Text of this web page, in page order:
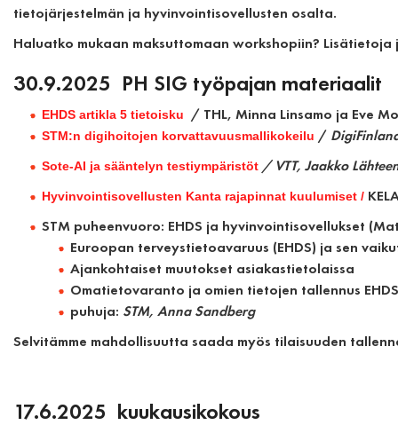
tietojärjestelmän ja hyvinvointisovellusten osalta.
Haluatko mukaan maksuttomaan workshopiin?
30.9.2025 PH SIG työpajan materiaalit
EHDS artikla 5 tietoisku / THL, Minna Linsamo ja Eve
STM:n digihoitojen korvattavuusmallikokeilu /
Sote-AI ja sääntelyn testiympäristöt / VTT, Jaakko
Hyvinvointisovellusten Kanta rajapinnat kuulumiset /
STM puheenvuoro: EHDS ja hyvinvointisovellukset
Euroopan terveystietoavaruus (EHDS) ja sen
Ajankohtaiset muutokset asiakastietolaissa
Omatietovaranto ja omien tietojen tallennus
puhuja: STM, Anna Sandberg
Selvitämme mahdollisuutta saada myös tilaisuuden
17.6.2025 kuukausikokous